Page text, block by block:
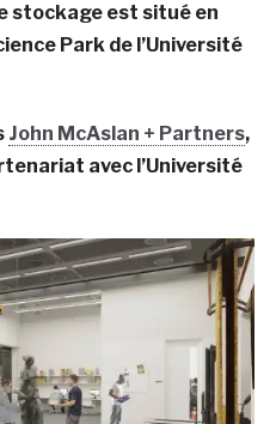
stockage est situé en
Park de l’Université
John McAslan + Partners,
avec l’Université